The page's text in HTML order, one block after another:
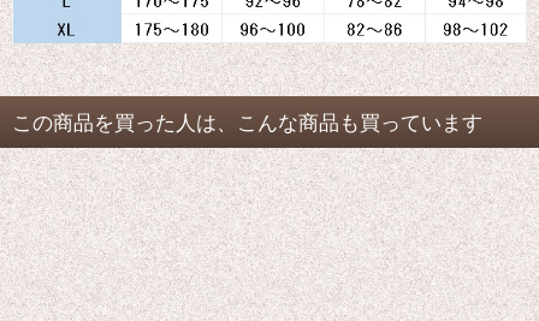
この商品を買った人は、こんな商品も買っています